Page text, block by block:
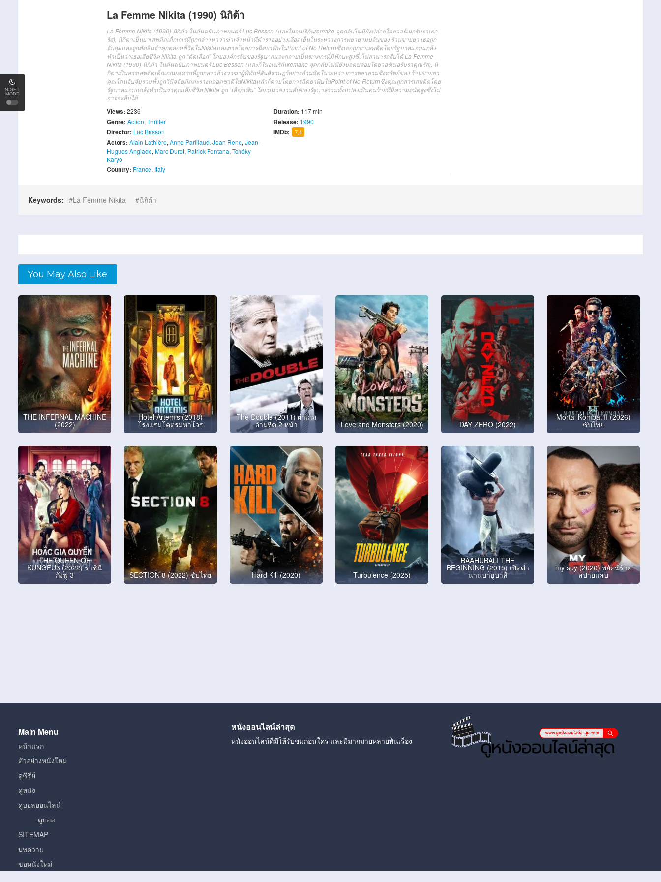
NIGHT
MODE
La Femme Nikita (1990) นิกิต้า
La Femme Nikita (1990) นิกิต้า ในต้นฉบับภาพยนตร์ Luc Besson (และในอเมริกันremake จุดกลับไม่มียังปล่อยโดยวอร์เนอร์บราเธอ
ร์ส), นิกิตาเป็นยาเสพติดเด็กเกเรที่ถูกกล่าวหาว่าฆ่าเจ้าหน้าที่ตำรวจอย่างเลือดเย็นในระหว่างการพยายามปล้นของ ร้านขายยา เธอถูก
จับกุมและถูกตัดสินจำคุกตลอดชีวิตในNikitaและตายโดยการฉีดยาพิษในPoint of No Returnซึ่งเธอถูกยาเสพติดโดยรัฐบาลแอบแกล้ง
ทำเป็นว่าเธอเสียชีวิต Nikita ถูก “คัดเลือก” โดยองค์กรลับของรัฐบาลและกลายเป็นฆาตกรที่มีทักษะสูงซึ่งไม่สามารถสืบได้ La Femme
Nikita (1990) นิกิต้า ในต้นฉบับภาพยนตร์ Luc Besson (และก็ในอเมริกันremake จุดกลับไม่มียังปลดปล่อยโดยวอร์เนอร์บราคุณร์ส), นิ
กิตาเป็นสารเสพติดเด็กเกกมะเหรกที่ถูกกล่าวอ้างว่าฆ่าผู้พิทักษ์สันติราษฎร์อย่างอำมหิตในระหว่างการพยายามชิงทรัพย์ของ ร้านขายยา
คุณโดนจับจับรวมทั้งถูกวินิจฉัยติดตะรางตลอดชาติในNikitaแล้วก็ตายโดยการฉีดยาพิษในPoint of No Returnซึ่งคุณถูกสารเสพติดโดย
รัฐบาลแอบแกล้งทำเป็นว่าคุณเสียชีวิต Nikita ถูก “เลือกเฟ้น” โดยหน่วยงานลับของรัฐบาลรวมทั้งแปลงเป็นคนร้ายที่มีความถนัดสูงซึ่งไม่
อาจจะสืบได้
Views: 2236
Genre: Action, Thriller
Director: Luc Besson
Actors: Alain Lathière, Anne Parillaud, Jean Reno, Jean-
Hugues Anglade, Marc Duret, Patrick Fontana, Tchéky
Karyo
Country: France, Italy
Duration: 117 min
Release: 1990
IMDb: 7.4
Keywords: La Femme Nikita นิกิต้า
You May Also Like
THE INFERNAL MACHINE
(2022)
Hotel Artemis (2018)
โรงแรมโคตรมหาโจร
The Double (2011) ผ่าเกม
อำมหิต 2 หน้า Love and Monsters (2020) DAY ZERO (2022)
Mortal Kombat II (2026)
ซับไทย
THE QUEEN OF
KUNGFU3 (2022) ราชินี
กังฟู 3 SECTION 8 (2022) ซับไทย Hard Kill (2020) Turbulence (2025)
BAAHUBALI THE
BEGINNING (2015) เปิดตํา
นานบาฮูบาลี
my spy (2020) พยัคฆ์ร้าย
สปายแสบ
Main Menu
หน้าแรก
ตัวอย่างหนังใหม่
ดูซีรีย์
ดูหนัง
ดูบอลออนไลน์
ดูบอล
SITEMAP
บทความ
ขอหนังใหม่
หนังออนไลน์ล่าสุด
หนังออนไลน์ที่มีให้รับชมก่อนใคร และมีมากมายหลายพันเรื่อง